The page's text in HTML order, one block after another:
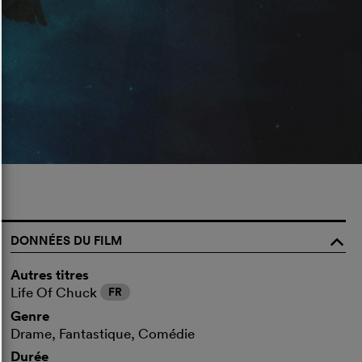
DONNÉES DU FILM
o
Autres titres
Life Of Chuck FR
Genre
Drame, Fantastique, Comédie
Durée